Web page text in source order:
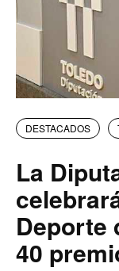
DESTACADOS
La
Deporte
40